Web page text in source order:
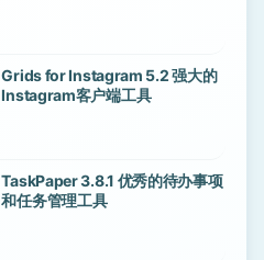
Grids for Instagram 5.2 强大的
Instagram客户端工具
TaskPaper 3.8.1 优秀的待办事项
和任务管理工具